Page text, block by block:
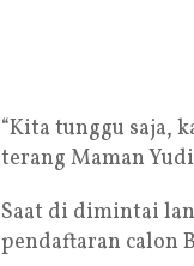
“Kita tunggu saja,
terang Maman
Saat di dimintai
pendaftaran calon